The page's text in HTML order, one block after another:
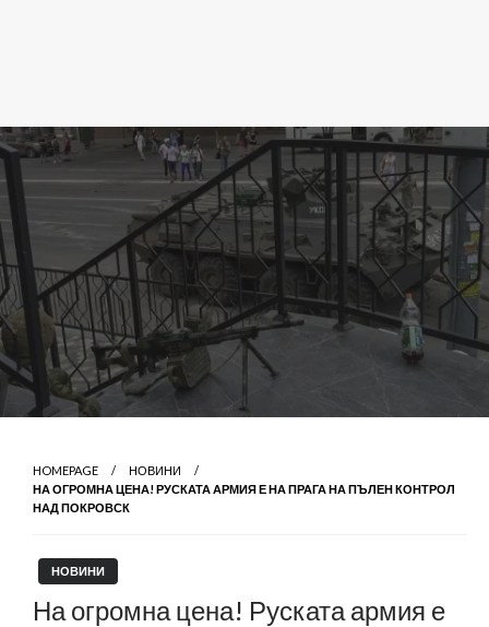
HOMEPAGE
НОВИНИ
НА ОГРОМНА ЦЕНА! РУСКАТА АРМИЯ Е НА ПРАГА НА ПЪЛЕН КОНТРОЛ
НАД ПОКРОВСК
НОВИНИ
На огромна цена! Руската армия е